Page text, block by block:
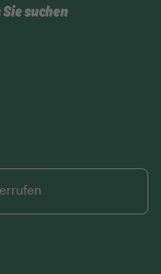
suchen